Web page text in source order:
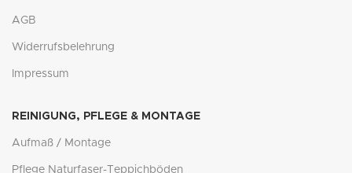
AGB
Widerrufsbelehrung
Impressum
REINIGUNG, PFLEGE & MONTAGE
Aufmaß / Montage
Pflege Naturfaser-Teppichböden